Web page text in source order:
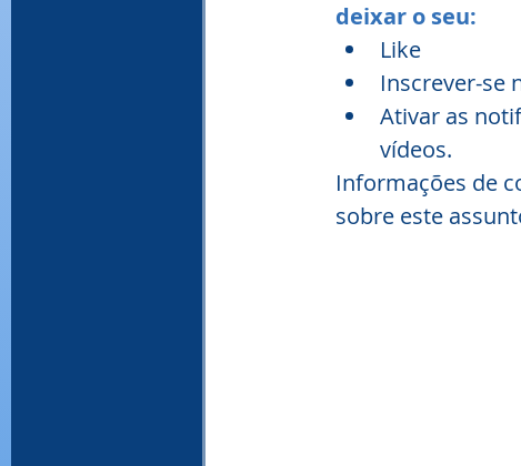
deixar o seu:
Like
Inscrever-se
Ativar as
vídeos.
Informações de
sobre este